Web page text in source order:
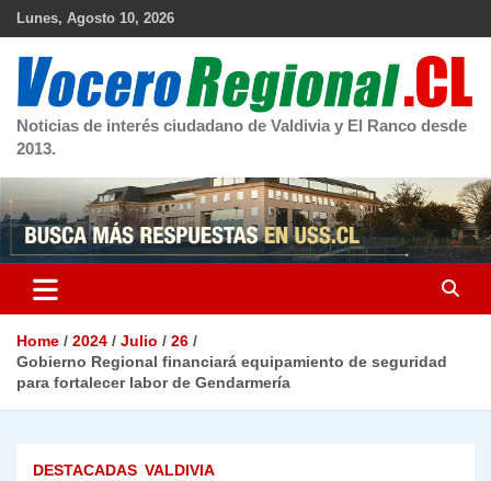
Skip
Lunes, Agosto 10, 2026
Noticias de interés ciudadano de Valdivia y El Ranco desde
2013.
Home 2024 Julio
26
Gobierno Regional financiará equipamiento de seguridad
para fortalecer labor de Gendarmería
DESTACADAS VALDIVIA